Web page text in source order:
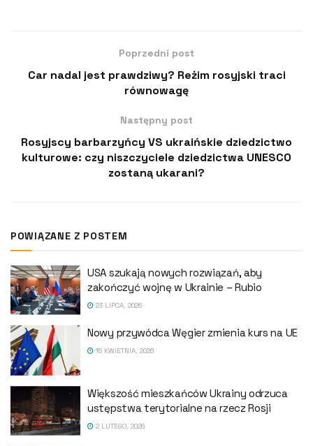
Poprzedni post
Car nadal jest prawdziwy? Reżim rosyjski traci
równowagę
Następny post
Rosyjscy barbarzyńcy VS ukraińskie dziedzictwo
kulturowe: czy niszczyciele dziedzictwa UNESCO
zostaną ukarani?
POWIĄZANE Z POSTEM
USA szukają nowych rozwiązań, aby
zakończyć wojnę w Ukrainie – Rubio
23 LIPCA, 2026
Nowy przywódca Węgier zmienia kurs na UE
15 KWIETNIA, 2026
Większość mieszkańców Ukrainy odrzuca
ustępstwa terytorialne na rzecz Rosji
2 LUTEGO, 2026